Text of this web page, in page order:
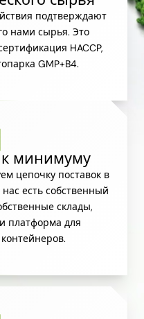
подтверждают
нами сырья. Это
HACCP,
GMP+B4.
к минимуму
цепочку поставок в
есть собственный
склады,
платформа для